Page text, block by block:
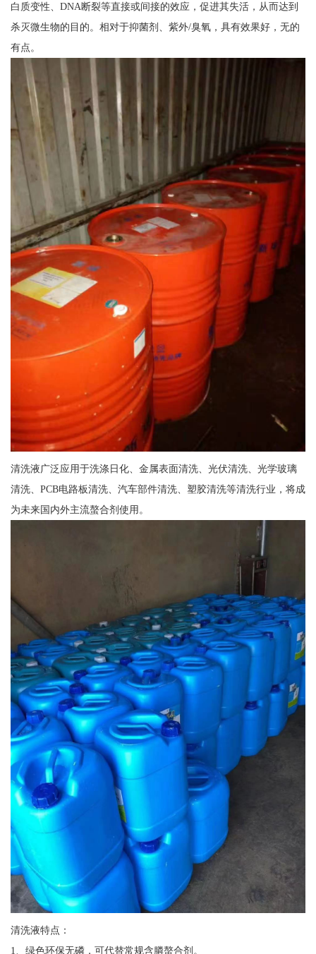
白质变性、DNA断裂等直接或间接的效应，促进其失活，从而达到
杀灭微生物的目的。相对于抑菌剂、紫外/臭氧，具有效果好，无的
有点。
清洗液广泛应用于洗涤日化、金属表面清洗、光伏清洗、光学玻璃
清洗、PCB电路板清洗、汽车部件清洗、塑胶清洗等清洗行业，将成
为未来国内外主流螯合剂使用。
清洗液特点：
1、绿色环保无磷，可代替常规含膦螯合剂。